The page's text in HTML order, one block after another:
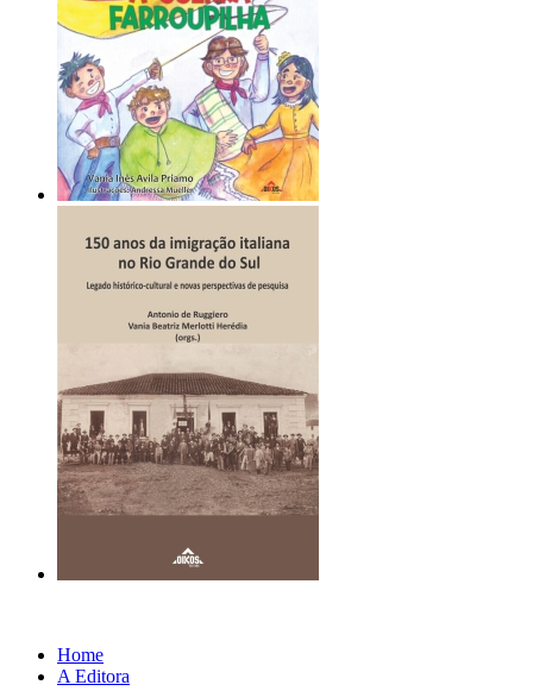
Home
A Editora